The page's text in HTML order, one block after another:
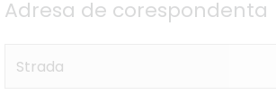
Adresa de corespondenta